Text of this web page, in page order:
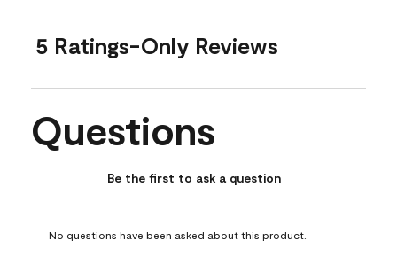
5 Ratings-Only Reviews
No questions have been asked about this product.
Questions
Be the first to ask a question
No questions have been asked about this product.